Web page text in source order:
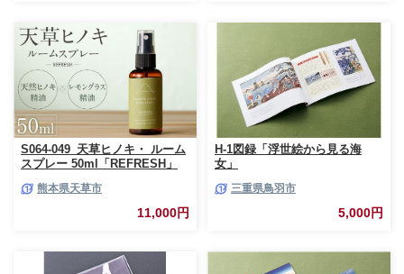
ーパー 人気 おすすめ [sf001-
012]
S064-049_天草ヒノキ・ ルーム
スプレー 50ml「REFRESH」
熊本県天草市
11,000円
H-1図録「浮世絵から見る海
女」
三重県鳥羽市
5,000円